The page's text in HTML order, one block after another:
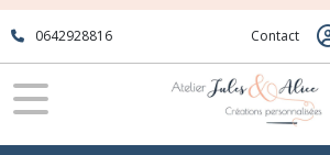
0642928816 Contact